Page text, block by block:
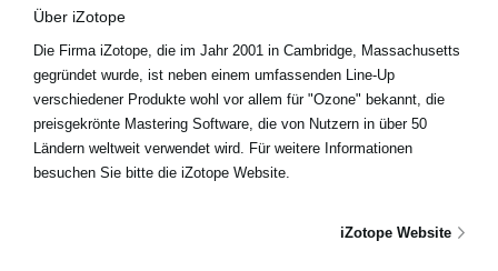
Über iZotope
Die Firma iZotope, die im Jahr 2001 in Cambridge, Massachusetts
gegründet wurde, ist neben einem umfassenden Line-Up
verschiedener Produkte wohl vor allem für "Ozone" bekannt, die
preisgekrönte Mastering Software, die von Nutzern in über 50
Ländern weltweit verwendet wird. Für weitere Informationen
besuchen Sie bitte die iZotope Website.
iZotope Website